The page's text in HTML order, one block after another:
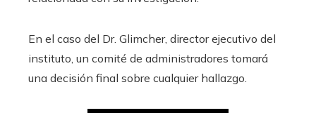
En el caso del Dr. Glimcher, director ejecutivo del
instituto, un comité de administradores tomará
una decisión final sobre cualquier hallazgo.